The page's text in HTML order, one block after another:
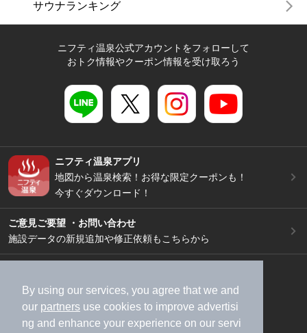
By using our services, you agree that we and
our partners use cookies to improve advertisi
ng and enhance your experience on our servi
サウナランキング
ニフティ温泉公式アカウントをフォローして
おトク情報やクーポン情報を受け取ろう
ニフティ温泉アプリ
地図から温泉検索！お得な限定クーポンも！
今すぐダウンロード！
ご意見ご要望 ・お問い合わせ
施設データの新規追加や修正依頼もこちらから
加盟店募集（資料請求）
広告出稿のご案内
利用規約
ライフスタイルMEMBERS+規約
特定商取引法に基づく表記
ヘルプ 採用情報